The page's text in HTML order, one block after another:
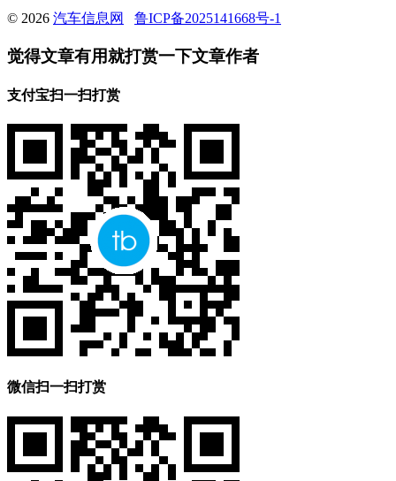
© 2026 汽车信息网 鲁ICP备2025141668号-1
觉得文章有用就打赏一下文章作者
支付宝扫一扫打赏
微信扫一扫打赏